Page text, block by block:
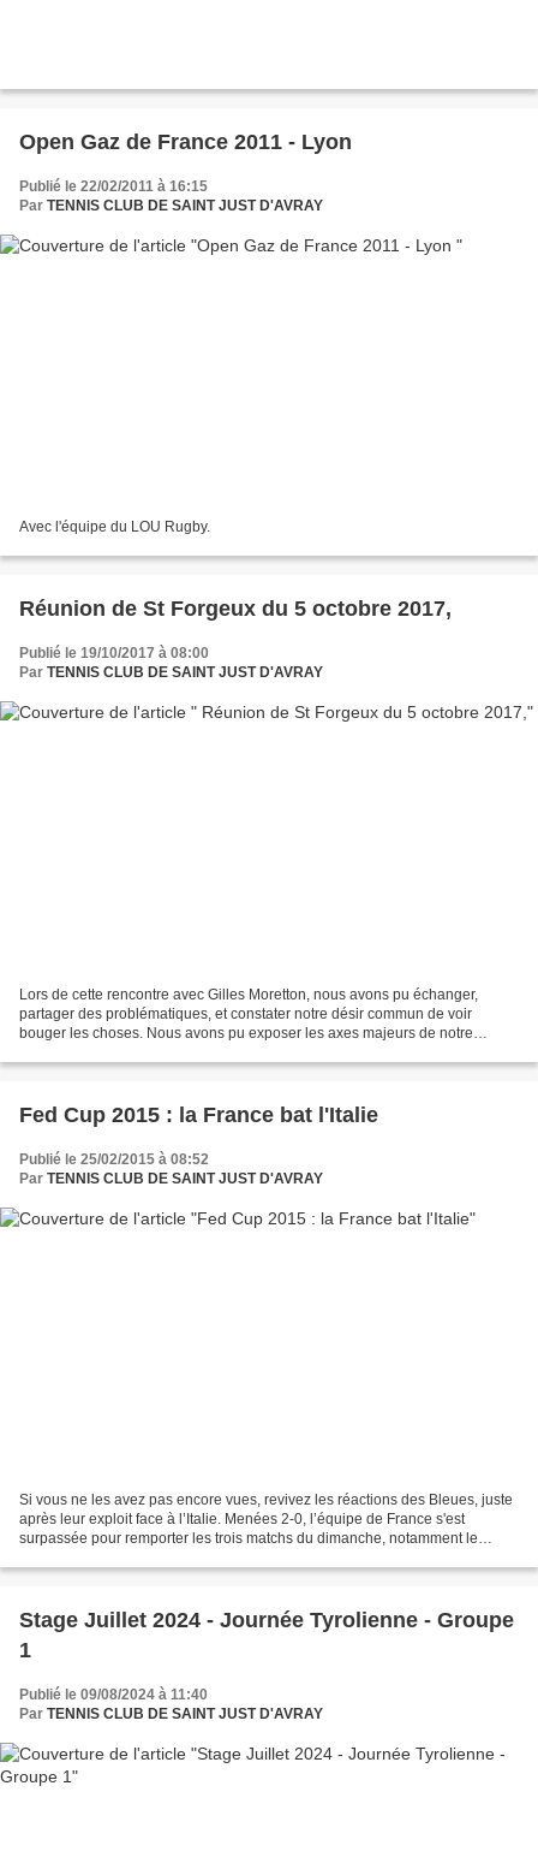
Open Gaz de France 2011 - Lyon
Publié le 22/02/2011 à 16:15
Par TENNIS CLUB DE SAINT JUST D'AVRAY
Avec l'équipe du LOU Rugby.
Réunion de St Forgeux du 5 octobre 2017,
Publié le 19/10/2017 à 08:00
Par TENNIS CLUB DE SAINT JUST D'AVRAY
Lors de cette rencontre avec Gilles Moretton, nous avons pu échanger,
partager des problématiques, et constater notre désir commun de voir
bouger les choses. Nous avons pu exposer les axes majeurs de notre
Fed Cup 2015 : la France bat l'Italie
Publié le 25/02/2015 à 08:52
Par TENNIS CLUB DE SAINT JUST D'AVRAY
Si vous ne les avez pas encore vues, revivez les réactions des Bleues, juste
après leur exploit face à l’Italie. Menées 2-0, l’équipe de France s'est
surpassée pour remporter les trois matchs du dimanche, notamment le
Stage Juillet 2024 - Journée Tyrolienne - Groupe
1
Publié le 09/08/2024 à 11:40
Par TENNIS CLUB DE SAINT JUST D'AVRAY